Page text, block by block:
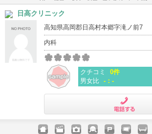
ホームペ
ージ
動画 写真 女医 駐車場
クレジッ
入院
日高クリニック
高知県高岡郡日高村本郷字滝ノ前7
内科
クチコミ
0件
男女比 -：-